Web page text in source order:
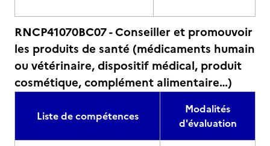
RNCP41070BC07 - Conseiller et promouvoir
les produits de santé (médicaments humain
ou vétérinaire, dispositif médical, produit
cosmétique, complément alimentaire…)
Liste de compétences
Modalités
d'évaluation